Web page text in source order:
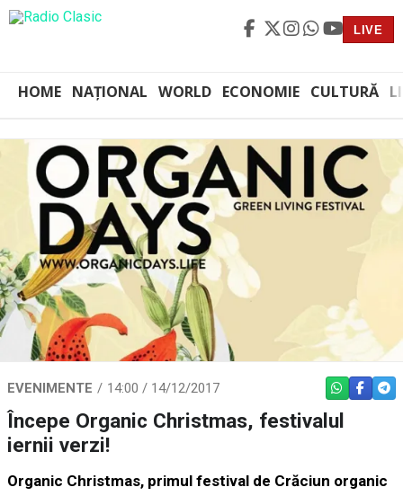
LIVE
HOME NAȚIONAL WORLD ECONOMIE CULTURĂ
EVENIMENTE 14:00 / 14/12/2017 WHATSAPP
Începe Organic Christmas, festivalul
iernii verzi!
Organic Christmas, primul festival de Crăciun organic